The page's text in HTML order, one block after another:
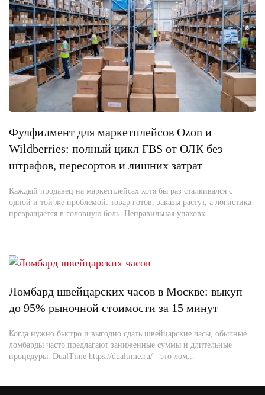
Фулфилмент для маркетплейсов Ozon и
Wildberries: полный цикл FBS от ОЛК без
штрафов, пересортов и лишних затрат
Каждый продавец на маркетплейсах хотя бы раз сталкивался с
одной и той же проблемой: товар готов, заказы растут, а логистика
превращается в головную боль. Неправильная упаковк...
Ломбард швейцарских часов в Москве: выкуп
до 95% рыночной стоимости за 15 минут
Когда нужно быстро и выгодно сдать швейцарские часы, обычные
ломбарды часто предлагают заниженные суммы и длительные
процедуры. DualTime https://dualtime.ru/ - это лом...